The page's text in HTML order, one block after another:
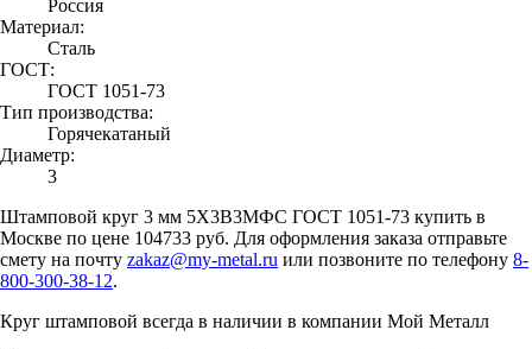
Россия
Материал:
Сталь
ГОСТ:
ГОСТ 1051-73
Тип производства:
Горячекатаный
Диаметр:
3
Штамповой круг 3 мм 5Х3В3МФС ГОСТ 1051-73 купить в
Москве по цене 104733 руб. Для оформления заказа отправьте
смету на почту zakaz@my-metal.ru или позвоните по телефону 8-
800-300-38-12.
Круг штамповой всегда в наличии в компании Мой Металл